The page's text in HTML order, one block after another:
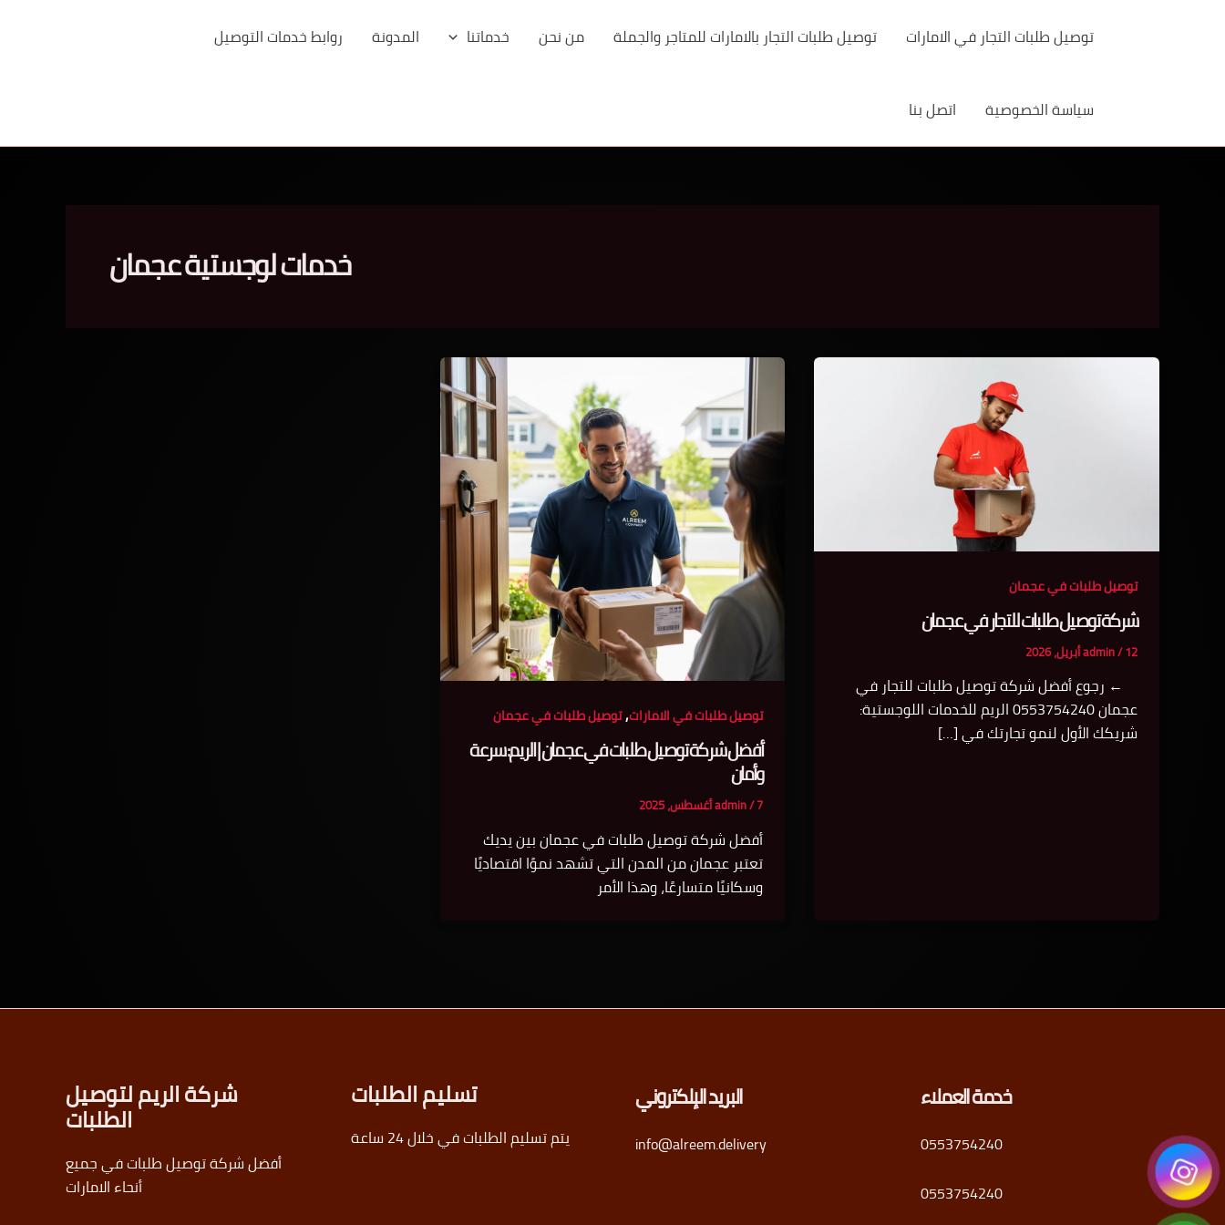
توصيل طلبات التجار في الامارات توصيل طلبات التجار بالامارات للمتاجر والجملة من نحن خدماتنا المدونة روابط خدمات التوصيل
سياسة الخصوصية اتصل بنا
خدمات لوجستية عجمان
توصيل طلبات في عجمان
شركة توصيل طلبات للتجار في عجمان
admin/12 أبريل، 2026
← رجوع أفضل شركة توصيل طلبات للتجار في
عجمان 0553754240 الريم للخدمات اللوجستية:
شريكك الأول لنمو تجارتك في […]
توصيل طلبات في الامارات,توصيل طلبات في عجمان
أفضل شركة توصيل طلبات في عجمان | الريم: سرعة
وأمان
admin/7 أغسطس، 2025
أفضل شركة توصيل طلبات في عجمان بين يديك
تعتبر عجمان من المدن التي تشهد نموًا اقتصاديًا
وسكانيًا متسارعًا، وهذا الأمر
خدمة العملاء
0553754240
0553754240
البريد الإلكتروني
info@alreem.delivery
تسليم الطلبات
يتم تسليم الطلبات في خلال 24 ساعة
شركة الريم لتوصيل
الطلبات
أفضل شركة توصيل طلبات في جميع
أنحاء الامارات